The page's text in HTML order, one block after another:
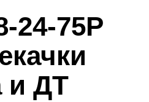
24-75Р
и ДТ